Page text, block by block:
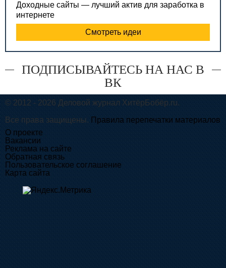
Доходные сайты — лучший актив для заработка в
интернете
Смотреть идеи
ПОДПИСЫВАЙТЕСЬ НА НАС В
ВК
© 2012 - 2026 Деловой журнал ХитёрБобёр.ru.
Все права защищены. Правила перепечатки материалов
О проекте
Вакансии
Реклама на сайте
Обратная связь
Пользовательское соглашение
Карта сайта